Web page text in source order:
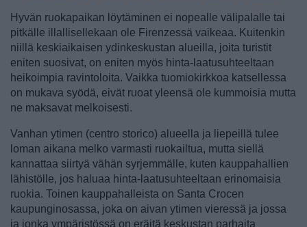
Hyvän ruokapaikan löytäminen ei nopealle välipalalle tai
pitkälle illallisellekaan ole Firenzessä vaikeaa. Kuitenkin
niillä keskiaikaisen ydinkeskustan alueilla, joita turistit
eniten suosivat, on eniten myös hinta-laatusuhteeltaan
heikoimpia ravintoloita. Vaikka tuomiokirkkoa katsellessa
on mukava syödä, eivät ruoat yleensä ole kummoisia mutta
ne maksavat melkoisesti.
Vanhan ytimen (centro storico) alueella ja liepeillä tulee
loman aikana melko varmasti ruokailtua, mutta siellä
kannattaa siirtyä vähän syrjemmälle, kuten kauppahallien
lähistölle, jos haluaa hinta-laatusuhteeltaan erinomaisia
ruokia. Toinen kauppahalleista on Santa Crocen
kaupunginosassa, joka on aivan ytimen vieressä ja jossa
ja jonka ympäristössä on eräitä keskustan parhaita